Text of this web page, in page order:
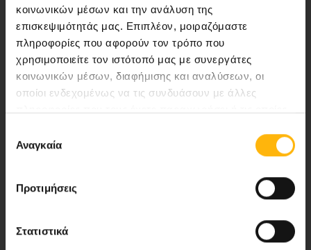
κοινωνικών μέσων και την ανάλυση της
επισκεψιμότητάς μας. Επιπλέον, μοιραζόμαστε
πληροφορίες που αφορούν τον τρόπο που
χρησιμοποιείτε τον ιστότοπό μας με συνεργάτες
κοινωνικών μέσων, διαφήμισης και αναλύσεων, οι
οποίοι ενδεχομένως να τις συνδυάσουν με άλλες
των υπηρεσιών τους.
συγκατάθεσης
Αναγκαία
Προτιμήσεις
Στατιστικά
Περιοχή Ιατρών
Εκδηλώσεις
Επικοινωνία